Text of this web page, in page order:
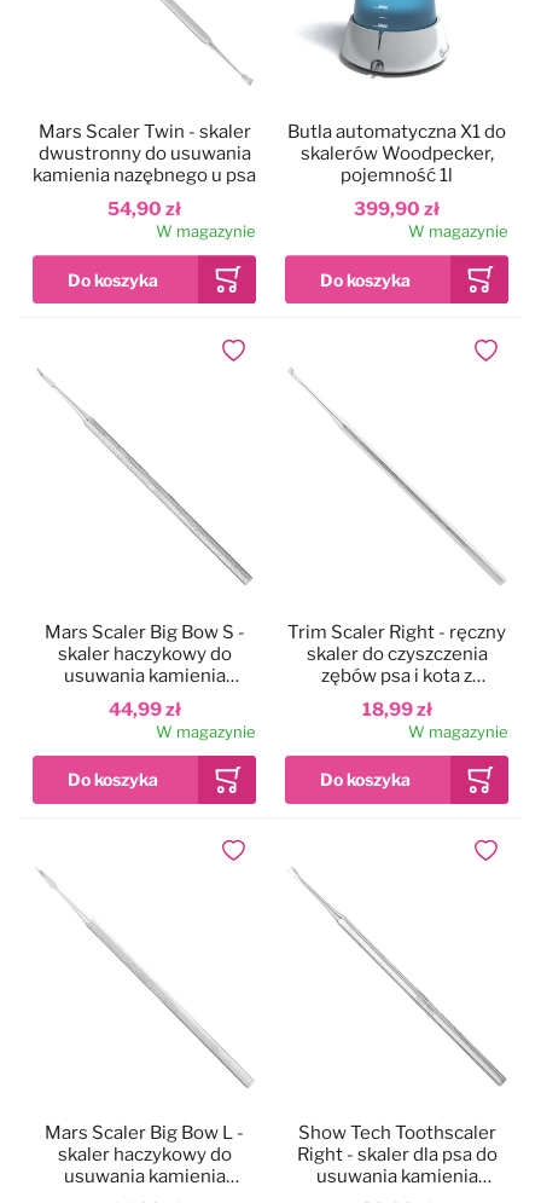
54,90 zł
Mars Scaler Twin - skaler
dwustronny do usuwania
kamienia nazębnego u psa
W magazynie
399,90 zł
Butla automatyczna X1 do
skalerów Woodpecker,
pojemność 1l
W magazynie
44,99 zł
Mars Scaler Big Bow S -
skaler haczykowy do
usuwania kamienia
nazębnego, mały
W magazynie
Dodaj do ulubionych
18,99 zł
Trim Scaler Right - ręczny
skaler do czyszczenia
zębów psa i kota z
kamienia nazębnego,
prawostronny
W magazynie
Dodaj
Mars Scaler Big Bow L -
skaler haczykowy do
usuwania kamienia
nazębnego, duży
Dodaj do ulubionych
Show Tech Toothscaler
Right - skaler dla psa do
usuwania kamienia
nazębnego, prawostronny
Dodaj